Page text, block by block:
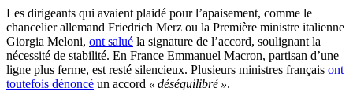
Les dirigeants qui avaient plaidé pour l’apaisement, comme le
chancelier allemand Friedrich Merz ou la Première ministre italienne
Giorgia Meloni, ont salué la signature de l’accord, soulignant la
nécessité de stabilité. En France Emmanuel Macron, partisan d’une
ligne plus ferme, est resté silencieux. Plusieurs ministres français ont
toutefois dénoncé un accord « déséquilibré ».